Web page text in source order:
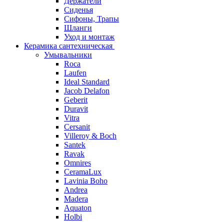
Сиденья
Сифоны, Трапы
Шланги
Уход и монтаж
Керамика сантехническая
Умывальники
Roca
Laufen
Ideal Standard
Jacob Delafon
Geberit
Duravit
Vitra
Cersanit
Villeroy & Boch
Santek
Ravak
Omnires
CeramaLux
Lavinia Boho
Andrea
Madera
Aquaton
Holbi